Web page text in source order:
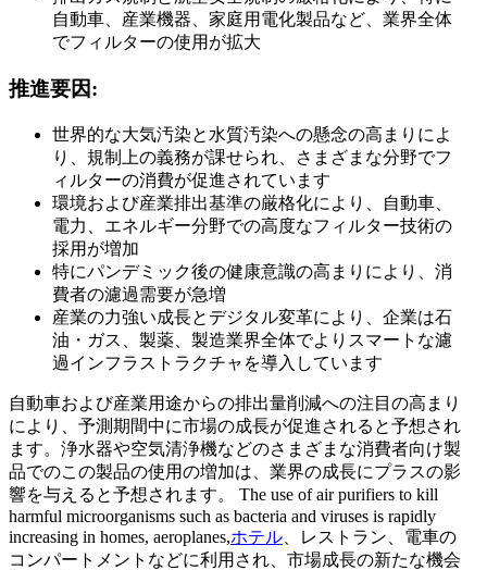
自動車、産業機器、家庭用電化製品など、業界全体
でフィルターの使用が拡大
推進要因:
世界的な大気汚染と水質汚染への懸念の高まりによ
り、規制上の義務が課せられ、さまざまな分野でフ
ィルターの消費が促進されています
環境および産業排出基準の厳格化により、自動車、
電力、エネルギー分野での高度なフィルター技術の
採用が増加
特にパンデミック後の健康意識の高まりにより、消
費者の濾過需要が急増
産業の力強い成長とデジタル変革により、企業は石
油・ガス、製薬、製造業界全体でよりスマートな濾
過インフラストラクチャを導入しています
自動車および産業用途からの排出量削減への注目の高まり
により、予測期間中に市場の成長が促進されると予想され
ます。浄水器や空気清浄機などのさまざまな消費者向け製
品でのこの製品の使用の増加は、業界の成長にプラスの影
響を与えると予想されます。 The use of air purifiers to kill
harmful microorganisms such as bacteria and viruses is rapidly
increasing in homes, aeroplanes,ホテル 、レストラン、電車の
コンパートメントなどに利用され、市場成長の新たな機会